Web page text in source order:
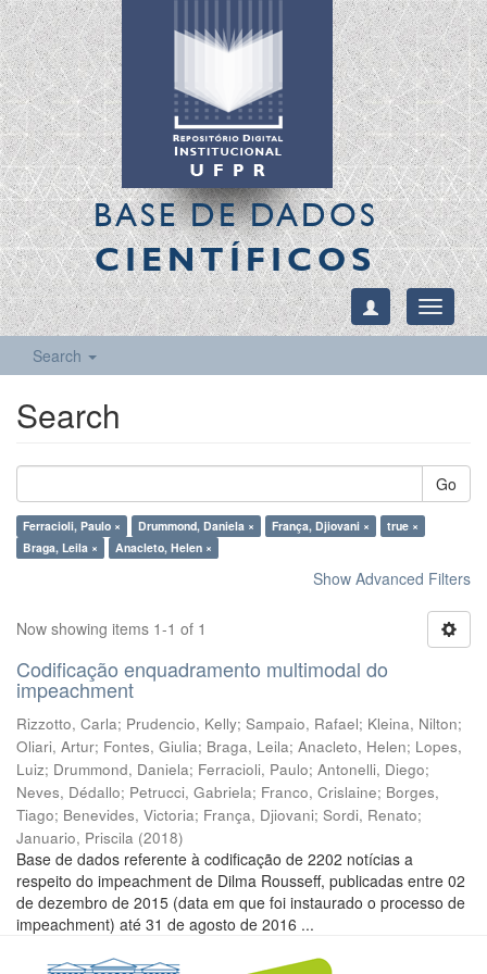
BASE DE DADOS
CIENTÍFICOS
Toggle
Search
Search
Go
Ferracioli, Paulo × Drummond, Daniela × França, Djiovani ×
true ×
Braga, Leila ×
Anacleto, Helen ×
Show Advanced Filters
Now showing items 1-1 of 1
Codificação enquadramento multimodal do
impeachment
Rizzotto, Carla; Prudencio, Kelly; Sampaio, Rafael; Kleina, Nilton;
Oliari, Artur; Fontes, Giulia; Braga, Leila; Anacleto, Helen; Lopes,
Luiz; Drummond, Daniela; Ferracioli, Paulo; Antonelli, Diego;
Neves, Dédallo; Petrucci, Gabriela; Franco, Crislaine; Borges,
Tiago; Benevides, Victoria; França, Djiovani; Sordi, Renato;
Januario, Priscila (2018)
Base de dados referente à codificação de 2202 notícias a
respeito do impeachment de Dilma Rousseff, publicadas entre 02
de dezembro de 2015 (data em que foi instaurado o processo de
impeachment) até 31 de agosto de 2016 ...